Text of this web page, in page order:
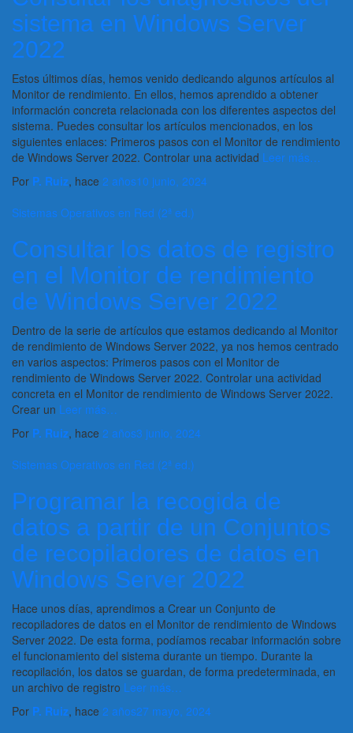
sistema en Windows Server
2022
Estos últimos días, hemos venido dedicando algunos artículos al
Monitor de rendimiento. En ellos, hemos aprendido a obtener
información concreta relacionada con los diferentes aspectos del
sistema. Puedes consultar los artículos mencionados, en los
siguientes enlaces: Primeros pasos con el Monitor de rendimiento
de Windows Server 2022. Controlar una actividad Leer más…
Por P. Ruiz, hace 2 años10 junio, 2024
Sistemas Operativos en Red (2ª ed.)
Consultar los datos de registro
en el Monitor de rendimiento
de Windows Server 2022
Dentro de la serie de artículos que estamos dedicando al Monitor
de rendimiento de Windows Server 2022, ya nos hemos centrado
en varios aspectos: Primeros pasos con el Monitor de
rendimiento de Windows Server 2022. Controlar una actividad
concreta en el Monitor de rendimiento de Windows Server 2022.
Crear un Leer más…
Por P. Ruiz, hace 2 años3 junio, 2024
Sistemas Operativos en Red (2ª ed.)
Programar la recogida de
datos a partir de un Conjuntos
de recopiladores de datos en
Windows Server 2022
Hace unos días, aprendimos a Crear un Conjunto de
recopiladores de datos en el Monitor de rendimiento de Windows
Server 2022. De esta forma, podíamos recabar información sobre
el funcionamiento del sistema durante un tiempo. Durante la
recopilación, los datos se guardan, de forma predeterminada, en
un archivo de registro Leer más…
Por P. Ruiz, hace 2 años27 mayo, 2024